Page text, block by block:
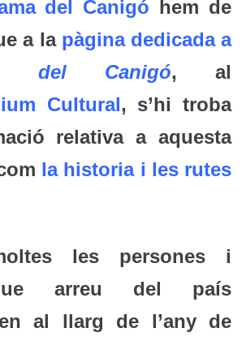
del Canigó hem de
a la pàgina dedicada a
del Canigó, al
Cultural, s’hi troba
relativa a aquesta
la historia i les rutes
les persones i
arreu del país
al llarg de l’any de